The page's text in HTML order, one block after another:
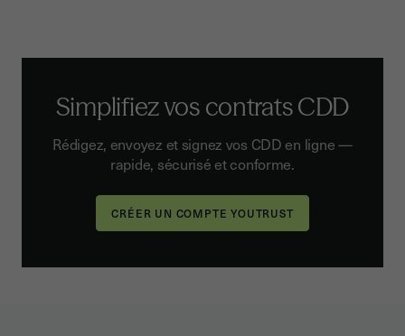
Simplifiez vos contrats CDD
Rédigez, envoyez et signez vos CDD en ligne —
rapide, sécurisé et conforme.